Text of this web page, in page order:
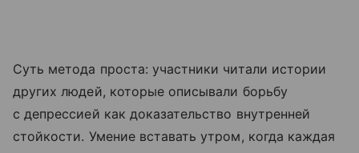
Суть метода проста: участники читали истории
других людей, которые описывали борьбу
с депрессией как доказательство внутренней
стойкости. Умение вставать утром, когда каждая